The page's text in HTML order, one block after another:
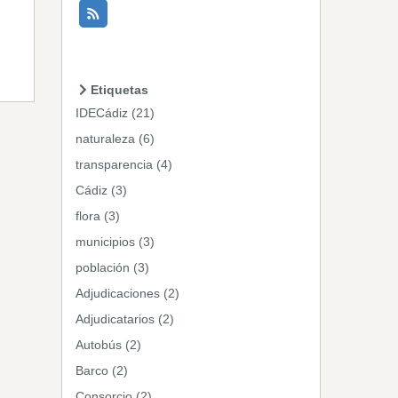
Etiquetas
IDECádiz (21)
naturaleza (6)
transparencia (4)
Cádiz (3)
flora (3)
municipios (3)
población (3)
Adjudicaciones (2)
Adjudicatarios (2)
Autobús (2)
Barco (2)